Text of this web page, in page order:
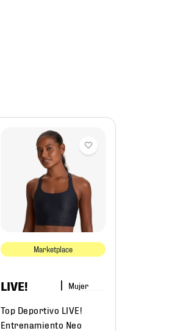
Marketplace
LIVE! Mujer
Top Deportivo LIVE!
Entrenamiento Neo